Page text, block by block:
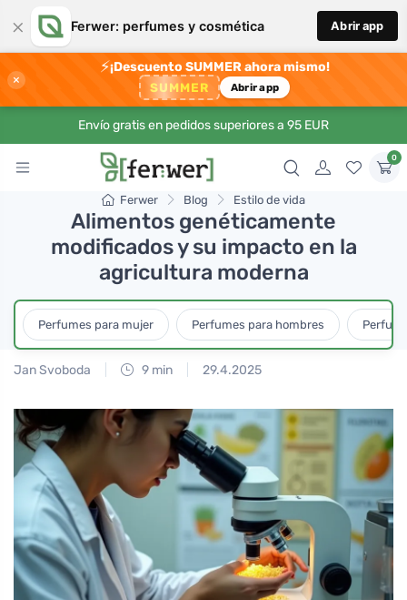
× Ferwer: perfumes y cosmética Abrir app
×
⚡¡Descuento SUMMER ahora mismo!
SUMMER Abrir app
Envío gratis en pedidos superiores a 95 EUR
0
Ferwer Blog Estilo de vida
Alimentos genéticamente
modificados y su impacto en la
agricultura moderna
Perfumes para mujer Perfumes para hombres
Jan Svoboda 9 min 29.4.2025